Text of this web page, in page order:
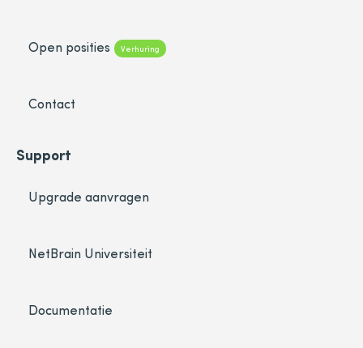
Open posities Verhuring
Contact
Support
Upgrade aanvragen
NetBrain Universiteit
Documentatie